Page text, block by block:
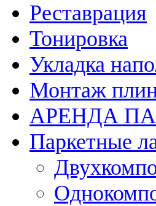
Реставрация
Тонировка
Укладка
Монтаж
АРЕНДА
Паркетные